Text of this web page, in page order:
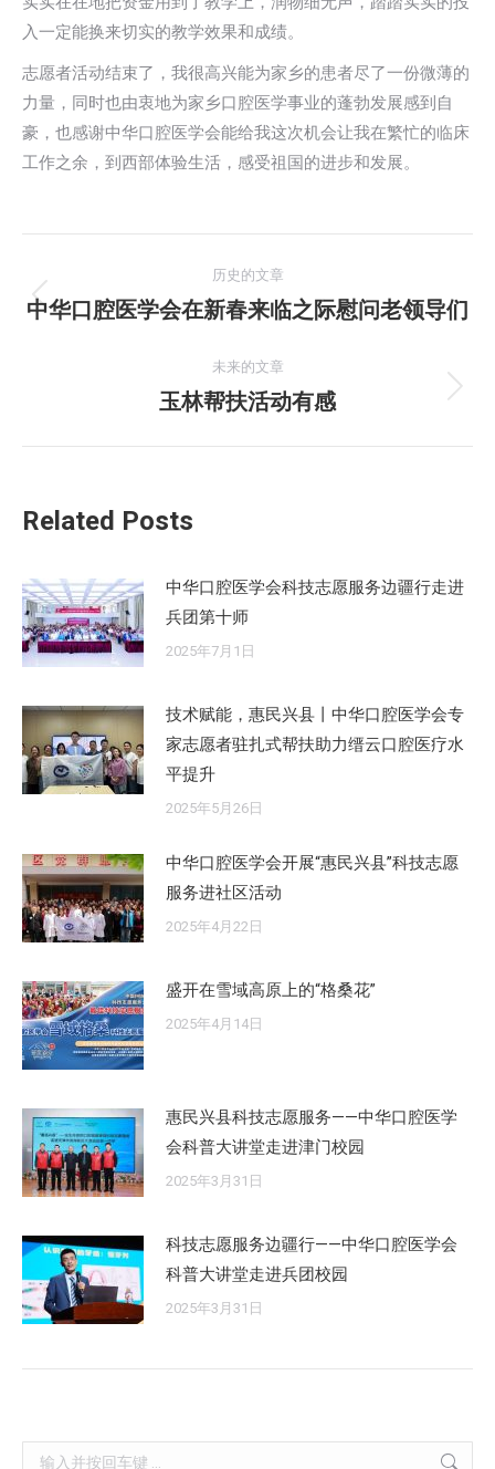
入一定能换来切实的教学效果和成绩。
志愿者活动结束了，我很高兴能为家乡的患者尽了一份微薄的
力量，同时也由衷地为家乡口腔医学事业的蓬勃发展感到自
豪，也感谢中华口腔医学会能给我这次机会让我在繁忙的临床
工作之余，到西部体验生活，感受祖国的进步和发展。
章
历史的文章
历
的
文
中华口腔医学会在新春来临之际慰问老领导们
未来的文章
未
玉林帮扶活动有感
Related Posts
中华口腔医学会科技志愿服务边疆行走进
兵团第十师
2025年7月1日
技术赋能，惠民兴县丨中华口腔医学会专
家志愿者驻扎式帮扶助力缙云口腔医疗水
平提升
2025年5月26日
中华口腔医学会开展“惠民兴县”科技志愿
服务进社区活动
2025年4月22日
盛开在雪域高原上的“格桑花”
2025年4月14日
惠民兴县科技志愿服务——中华口腔医学
会科普大讲堂走进津门校园
2025年3月31日
科技志愿服务边疆行——中华口腔医学会
科普大讲堂走进兵团校园
2025年3月31日
Search: